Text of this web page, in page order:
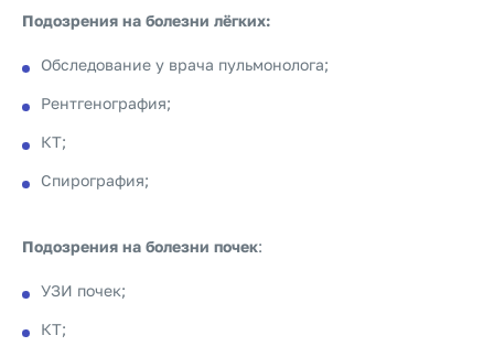
Подозрения на болезни лёгких:
Обследование у врача пульмонолога;
Рентгенография;
КТ;
Спирография;
Подозрения на болезни почек:
УЗИ почек;
КТ;